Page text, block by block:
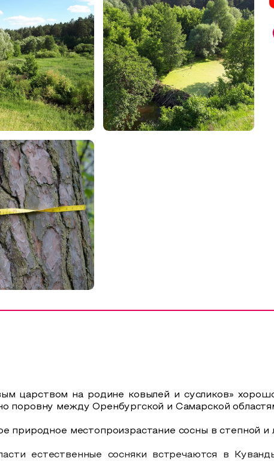
царством на родине ковылей и сусликов»
поровну между Оренбургской и Самарской
природное местопроизрастание сосны в степной и
естественные сосняки встречаются в